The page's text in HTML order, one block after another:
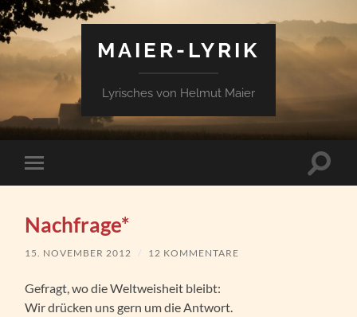
MAIER-LYRIK
Lyrisches von Helmut Maier
Mobile-
Menü
Nachfrage*
15. NOVEMBER 2012 / 12 KOMMENTARE
Gefragt, wo die Weltweisheit bleibt:
Wir drücken uns gern um die Antwort.